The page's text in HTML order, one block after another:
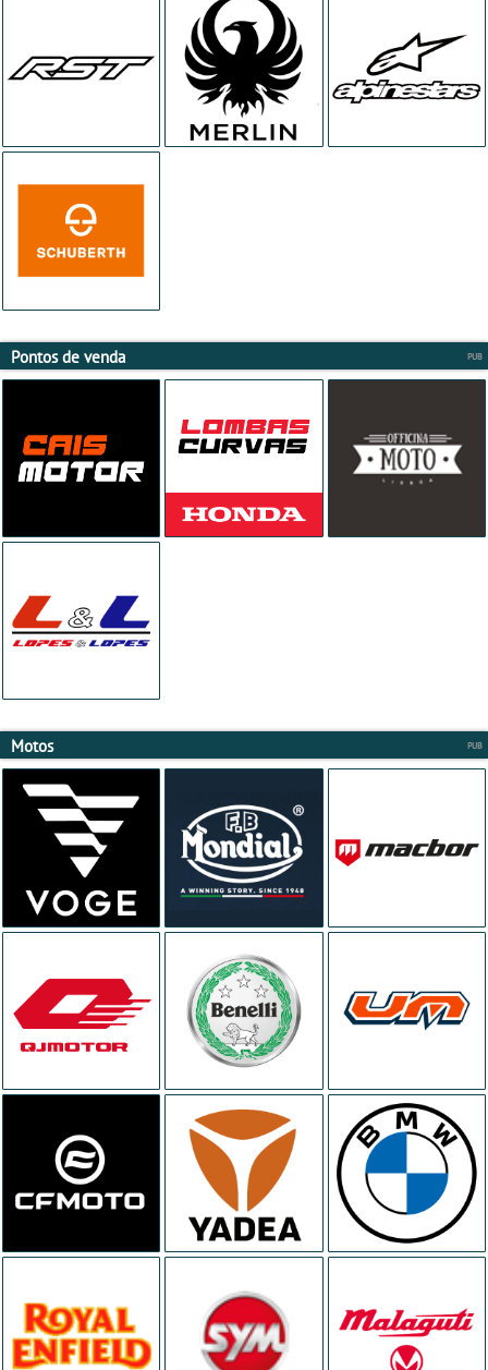
Pontos de venda
Motos